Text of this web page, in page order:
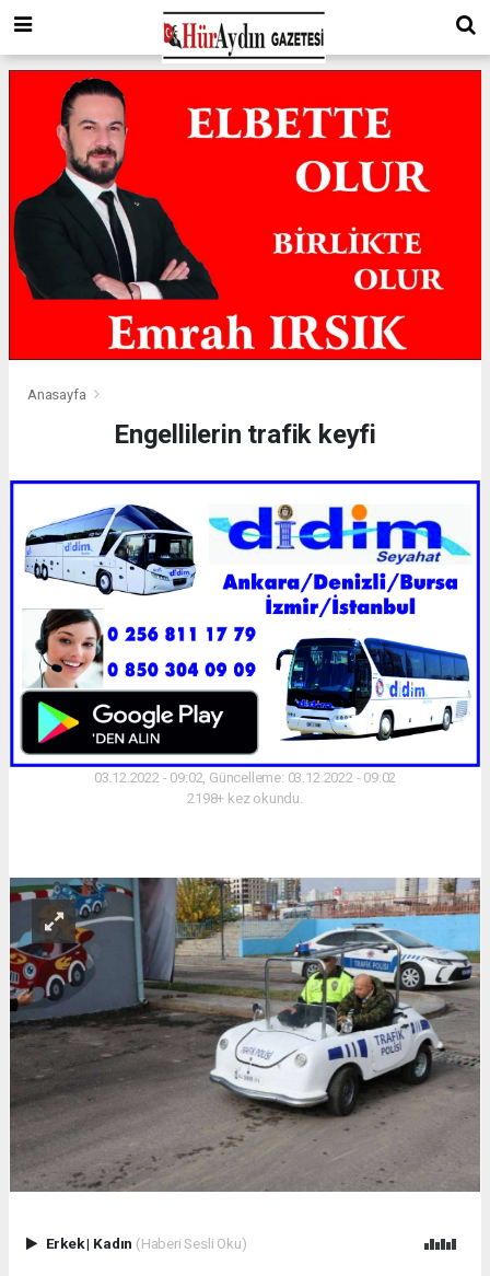
Anasayfa
Engellilerin trafik keyfi
03.12.2022 - 09:02, Güncelleme: 03.12.2022 - 09:02
2198+ kez okundu.
Erkek| Kadın (Haberi Sesli Oku)